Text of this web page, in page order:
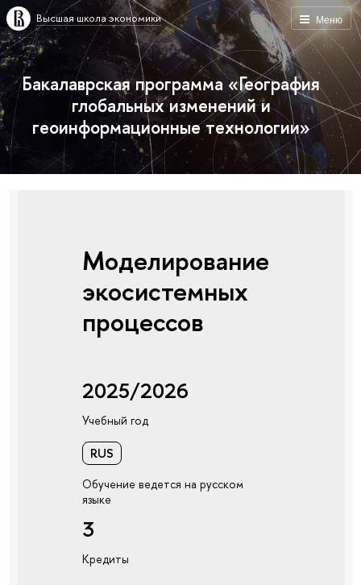
Меню
Высшая школа экономики
Бакалаврская программа «География
глобальных изменений и
геоинформационные технологии»
Моделирование
экосистемных
процессов
2025/2026
Учебный год
RUS
Обучение ведется на русском
языке
3
Кредиты